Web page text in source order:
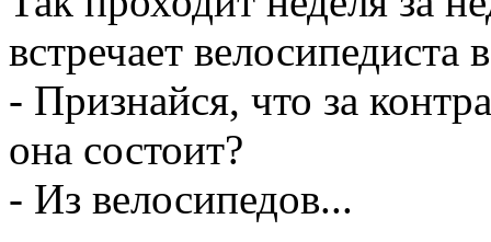
встречает велосипедиста
- Признайся, что за
она состоит?
- Из велосипедов...